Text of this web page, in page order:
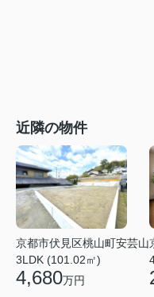
近隣の物件
京都市伏見区桃山町安芸山
3LDK (101.02㎡)
4,680万円